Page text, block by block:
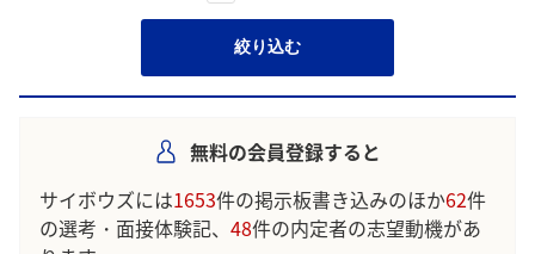
絞り込む
無料の会員登録すると
サイボウズには1653件の掲示板書き込みのほか62件
の選考・面接体験記、 48件の内定者の志望動機があ